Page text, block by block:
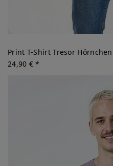
Print T-Shirt Tresor Hörnchen
24,90 € *